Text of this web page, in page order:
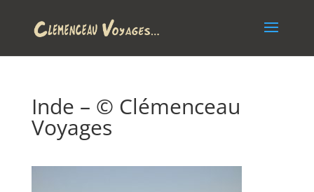
Inde – © Clémenceau
Voyages